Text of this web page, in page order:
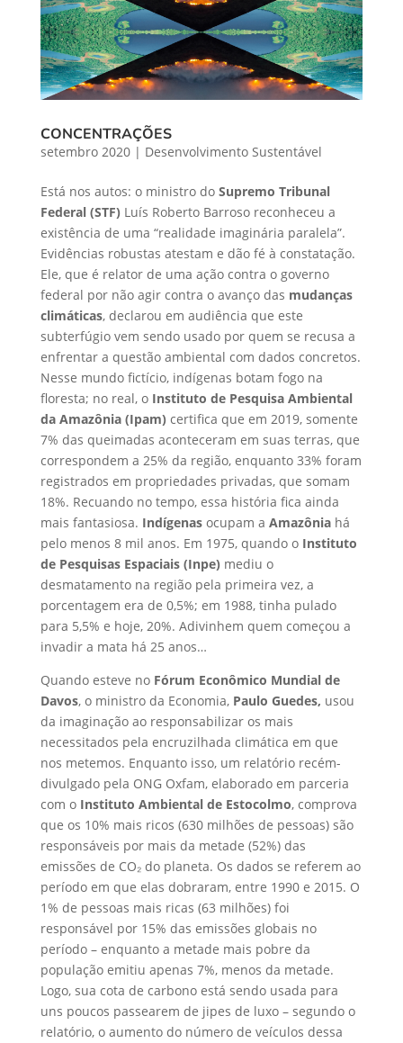
CONCENTRAÇÕES
setembro 2020| Desenvolvimento Sustentável
Está nos autos: o ministro do Supremo Tribunal
Federal (STF) Luís Roberto Barroso reconheceu a
existência de uma “realidade imaginária paralela”.
Evidências robustas atestam e dão fé à constatação.
Ele, que é relator de uma ação contra o governo
federal por não agir contra o avanço das mudanças
climáticas, declarou em audiência que este
subterfúgio vem sendo usado por quem se recusa a
enfrentar a questão ambiental com dados concretos.
Nesse mundo fictício, indígenas botam fogo na
floresta; no real, o Instituto de Pesquisa Ambiental
da Amazônia (Ipam) certifica que em 2019, somente
7% das queimadas aconteceram em suas terras, que
correspondem a 25% da região, enquanto 33% foram
registrados em propriedades privadas, que somam
18%. Recuando no tempo, essa história fica ainda
mais fantasiosa. Indígenasocupam a Amazôniahá
pelo menos 8 mil anos. Em 1975, quando o Instituto
de Pesquisas Espaciais (Inpe) mediu o
desmatamento na região pela primeira vez, a
porcentagem era de 0,5%; em 1988, tinha pulado
para 5,5% e hoje, 20%. Adivinhem quem começou a
invadir a mata há 25 anos…
Quando esteve no Fórum Econômico Mundial de
Davos, o ministro da Economia, Paulo Guedes, usou
da imaginação ao responsabilizar os mais
necessitados pela encruzilhada climática em que
nos metemos. Enquanto isso, um relatório recém-
divulgado pela ONG Oxfam, elaborado em parceria
com o Instituto Ambiental de Estocolmo, comprova
que os 10% mais ricos (630 milhões de pessoas) são
responsáveis por mais da metade (52%) das
emissões de CO₂ do planeta. Os dados se referem ao
período em que elas dobraram, entre 1990 e 2015. O
1% de pessoas mais ricas (63 milhões) foi
responsável por 15% das emissões globais no
período – enquanto a metade mais pobre da
população emitiu apenas 7%, menos da metade.
Logo, sua cota de carbono está sendo usada para
uns poucos passearem de jipes de luxo – segundo o
relatório, o aumento do número de veículos dessa